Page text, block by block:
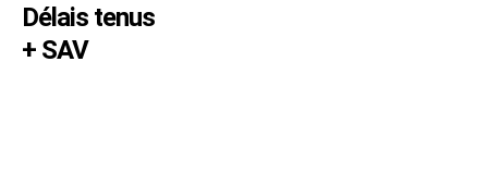
Délais tenus
+ SAV